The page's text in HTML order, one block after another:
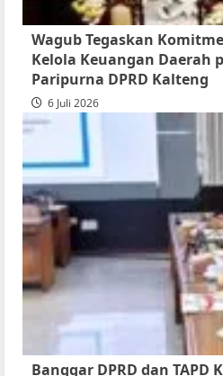
Wagub Tegaskan
Kelola Keuangan Daerah
Paripurna DPRD Kalteng
6 Juli 2026
Banggar DPRD dan TAPD